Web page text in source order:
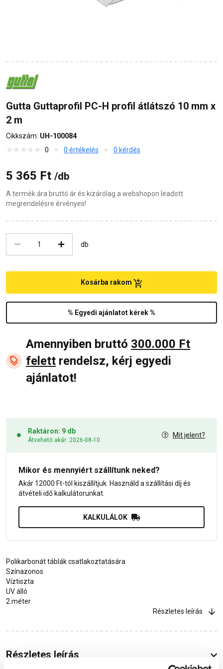
Gutta Guttaprofil PC-H profil átlátszó 10 mm x
2 m
Cikkszám: UH-100084
0
0 értékelés 0 kérdés
5 365 Ft /db
A termék ára bruttó ár és kizárólag a webshopon leadott
megrendelésre érvényes!
db
% Egyedi ajánlatot kérek %
Kosárba rakom
Amennyiben bruttó 300.000 Ft
felett rendelsz, kérj egyedi
ajánlatot!
Raktáron: 9 db
Átvehető akár: 2026-08-10
Mit jelent?
Mikor és mennyiért szállítunk neked?
Akár 12000 Ft-tól kiszállítjuk. Használd a szállítási díj és
átvételi idő kalkulátorunkat.
KALKULÁLOK
Polikarbonát táblák csatlakoztatására
Színazonos
Víztiszta
UV álló
2 méter
Részletes leírás
Részletes leírás